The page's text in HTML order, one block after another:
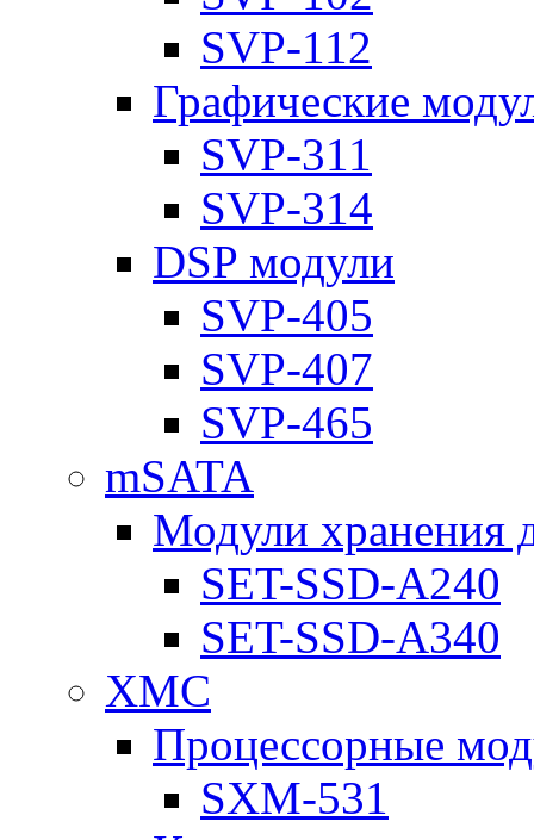
SVP-112
Графические
SVP-311
SVP-314
DSP модули
SVP-405
SVP-407
SVP-465
mSATA
Модули хранения
SET-SSD-A240
SET-SSD-A340
XMC
Процессорные
SXM-531